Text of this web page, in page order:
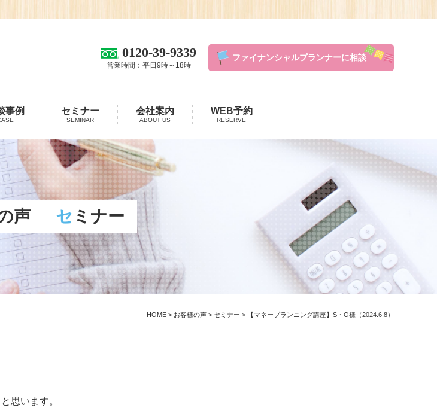
0120-39-9339
営業時間：平日9時～18時
ファイナンシャルプランナーに相談
事例 セミナー
SEMINAR
会社案内
ABOUT US
WEB予約
RESERVE
声 セミナー
HOME > お客様の声 > セミナー > 【マネープランニング講座】S・O様（2024.6.8）
思います。